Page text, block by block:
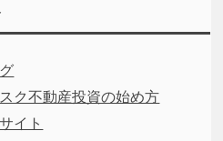
ク不動産投資の始め方
イト